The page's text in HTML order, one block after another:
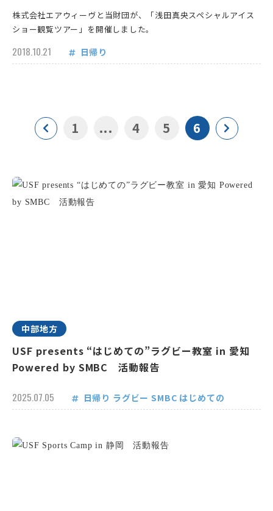
株式会社エアウィーヴと当財団が、「浅田真央スペシャルアイス
ショー観覧ツアー」を開催しました。
2018.10.21 日帰り
1 ... 4 5 6
中部地方
USF presents “はじめての”ラグビー教室 in 愛知
Powered by SMBC 活動報告
2025.07.05 日帰り ラグビー SMBC はじめての